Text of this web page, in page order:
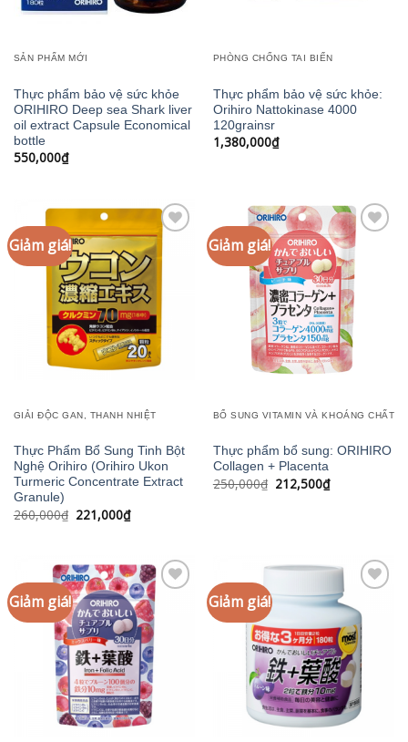
SẢN PHẨM MỚI
Thực phẩm bảo vệ sức khỏe
ORIHIRO Deep sea Shark liver
oil extract Capsule Economical
bottle
550,000₫
PHÒNG CHỐNG TAI BIẾN
Thực phẩm bảo vệ sức khỏe:
Orihiro Nattokinase 4000
120grainsr
1,380,000₫
Giảm giá!
wishlist
GIẢI ĐỘC GAN, THANH NHIỆT
Thực Phẩm Bổ Sung Tinh Bột
Nghệ Orihiro (Orihiro Ukon
Turmeric Concentrate Extract
Granule)
260,000₫ Giá
gốc
221,000₫Giá
hiện
221,000₫.
Giảm giá!
Add to
wishlist
BỔ SUNG VITAMIN VÀ KHOÁNG CHẤT
Thực phẩm bổ sung: ORIHIRO
Collagen + Placenta
250,000₫ Giá
gốc
212,500₫Giá
hiện
Giảm giá!
Add to
wishlist
Giảm giá!
Add to
wishlist